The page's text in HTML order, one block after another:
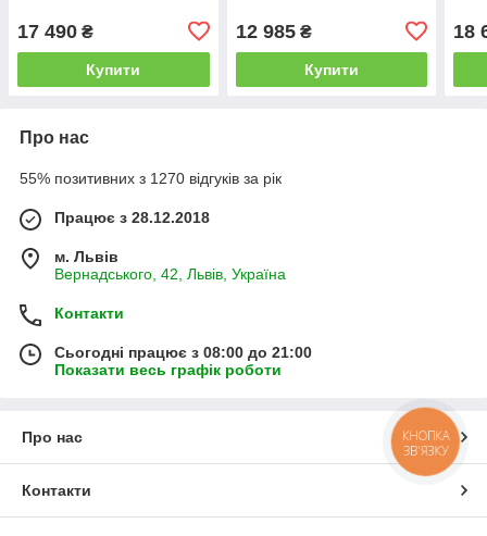
17 490 ₴
Купити
12 985₴
Купити
18
Про нас
55% позитивних з 1270 відгуків за рік
Працює з 28.12.2018
м. Львів
Вернадського, 42, Львів, Україна
Контакти
Сьогодні працює з 08:00 до 21:00
Показати весь графік роботи
Про нас
Контакти
КНОПКА
ЗВ'ЯЗКУ